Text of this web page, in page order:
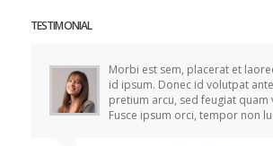
TESTIMONIAL
Morbi est sem, placerat et
id ipsum. Donec id volutpat
pretium arcu, sed feugiat quam
Fusce ipsum orci, tempor non